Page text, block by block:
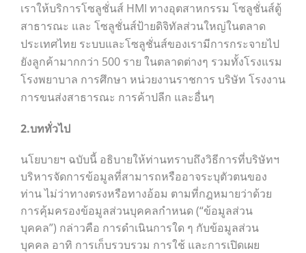
เราให้บริการโซลูชั่นส์ HMI ทางอุตสาหกรรม โซลูชั่นส์ตู้
สาธารณะ และ โซลูชั่นส์ป้ายดิจิทัลส่วนใหญ่ในตลาด
ประเทศไทย ระบบและโซลูชั่นส์ของเรามีการกระจายไป
ยังลูกค้ามากกว่า 500 ราย ในตลาดต่างๆ รวมทั้งโรงแรม
โรงพยาบาล การศึกษา หน่วยงานราชการ บริษัท โรงงาน
การขนส่งสาธารณะ การค้าปลีก และอื่นๆ
2.บททั่วไป
นโยบายฯ ฉบับนี้ อธิบายให้ท่านทราบถึงวิธีการที่บริษัทฯ
บริหารจัดการข้อมูลที่สามารถหรืออาจระบุตัวตนของ
ท่าน ไม่ว่าทางตรงหรือทางอ้อม ตามที่กฎหมายว่าด้วย
การคุ้มครองข้อมูลส่วนบุคคลกำหนด (“ข้อมูลส่วน
บุคคล”) กล่าวคือ การดำเนินการใด ๆ กับข้อมูลส่วน
บุคคล อาทิ การเก็บรวบรวม การใช้ และการเปิดเผย